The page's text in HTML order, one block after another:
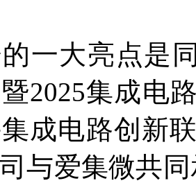
一大亮点是
2025集成电
成电路创新
与爱集微共